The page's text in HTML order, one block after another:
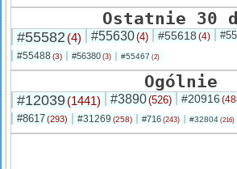
Ostatnie 30
#55582 (4) #55630(4) #55618 (4)
#55488 (3) #56380 (3) #55467 (2)
Ogólnie
#12039(1441) #3890(526) #20916
#8617(293) #31269 (258) #716 (243) #32804 (216)